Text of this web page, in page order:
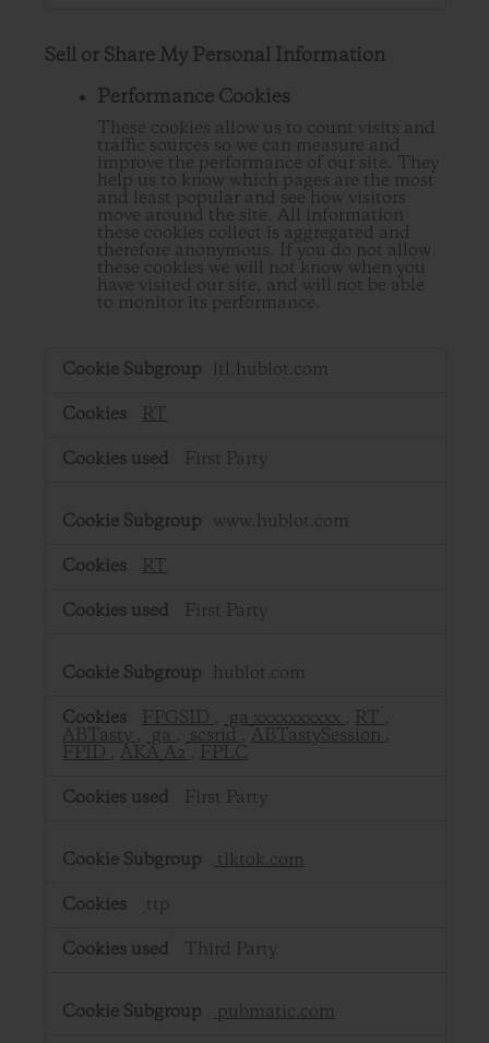
Sell or Share My Personal Information
Performance Cookies
These cookies allow us to count visits and
traffic sources so we can measure and
improve the performance of our site. They
help us to know which pages are the most
and least popular and see how visitors
move around the site. All information
these cookies collect is aggregated and
therefore anonymous. If you do not allow
these cookies we will not know when you
have visited our site, and will not be able
to monitor its performance.
,Performance
Cookies
ltl.hublot.com
RT
First Party
www.hublot.com
RT
First Party
hublot.com
FPGSID , _ga_xxxxxxxxxx , RT
,
ABTasty , _ga , _scsrid , ABTastySession ,
FPID , AKA_A2 , FPLC
First Party
tiktok.com
_ttp
Third Party
pubmatic.com